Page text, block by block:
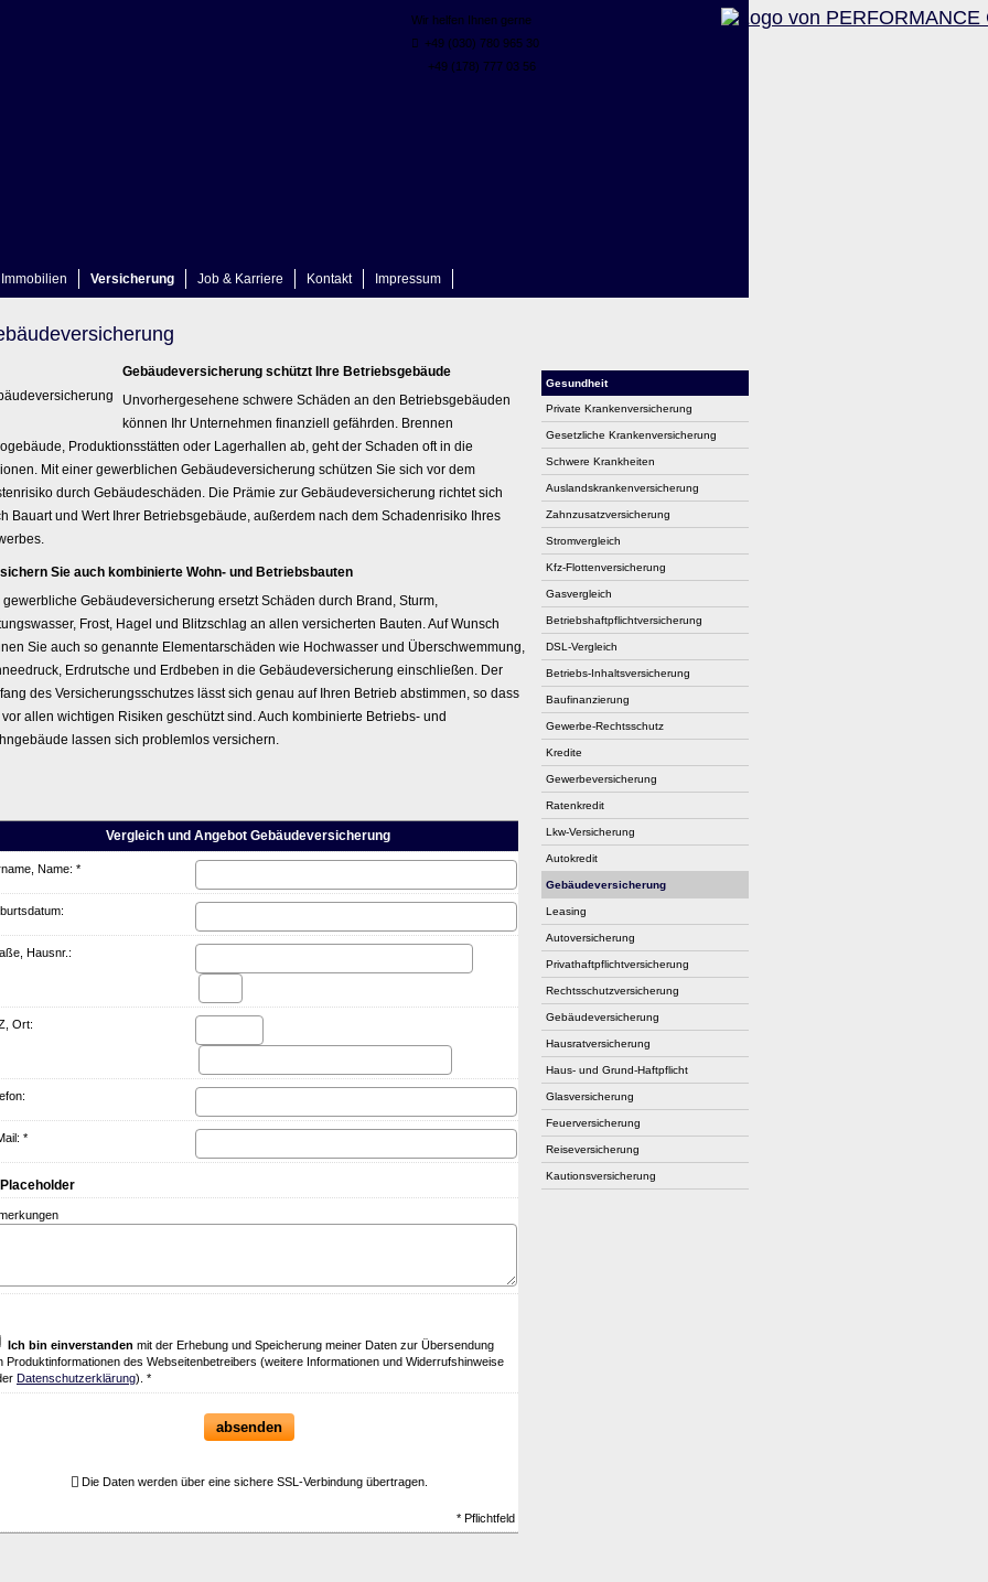
Wir helfen Ihnen gerne
+49 (030) 780 965 30
+49 (178) 777 03 56
Immobilien Versicherung Job & Karriere Kontakt Impressum
Gesundheit
Private Kranken­ver­si­che­rung
Gesetzliche Kranken­ver­si­che­rung
Schwe­re Krank­hei­ten
Auslandskrankenversicherung
Zahn­zu­satz­ver­si­che­rung
Stromvergleich
Kfz-Flottenversicherung
Gasvergleich
Betriebshaftpflichtversicherung
DSL-Vergleich
Betriebs-Inhaltsversicherung
Baufinanzierung
Gewerbe-Rechtsschutz
Kredite
Gewerbeversicherung
Ratenkredit
Lkw-Versicherung
Autokredit
Ge­bäude­ver­si­che­rung
Leasing
Auto­ver­si­che­rung
Privathaftpflichtversicherung
Rechts­schutz­ver­si­che­rung
Ge­bäude­ver­si­che­rung
Haus­rat­ver­si­che­rung
Haus- und Grund-Haft­pflicht
Glasversicherung
Feuerversicherung
Reiseversicherung
Kautionsversicherung
Ge­bäude­ver­si­che­rung schützt Ihre Betriebsgebäude
Unvorhergesehene schwere Schäden an den Betriebsgebäuden
können Ihr Unternehmen finanziell gefährden. Brennen
Produktionsstätten oder Lagerhallen ab, geht der Schaden oft in die
Mit einer gewerblichen Ge­bäude­ver­si­che­rung schützen Sie sich vor dem
durch Gebäudeschäden. Die Prämie zur Ge­bäude­ver­si­che­rung richtet sich
Bauart und Wert Ihrer Betriebsgebäude, außerdem nach dem Schadenrisiko Ihres
Sie auch kombinierte Wohn- und Betriebsbauten
gewerbliche Ge­bäude­ver­si­che­rung ersetzt Schäden durch Brand, Sturm,
Frost, Hagel und Blitzschlag an allen versicherten Bauten. Auf Wunsch
Sie auch so genannte Elementarschäden wie Hochwasser und Überschwemmung,
Erdrutsche und Erdbeben in die Ge­bäude­ver­si­che­rung einschließen. Der
des Versicherungsschutzes lässt sich genau auf Ihren Betrieb abstimmen, so dass
allen wichtigen Risiken geschützt sind. Auch kombinierte Betriebs- und
lassen sich problemlos ver­sichern.
Vergleich und Angebot Ge­bäude­ver­si­che­rung
Name: *
Hausnr.:
Ort:
*
Ich bin einverstanden mit der Erhebung und Speicherung meiner Daten zur Übersendung
Produktinformationen des Webseitenbetreibers (weitere Informationen und Widerrufshinweise
Datenschutzerklärung). *
absenden
Die Daten werden über eine sichere SSL-Verbindung übertragen.
* Pflichtfeld